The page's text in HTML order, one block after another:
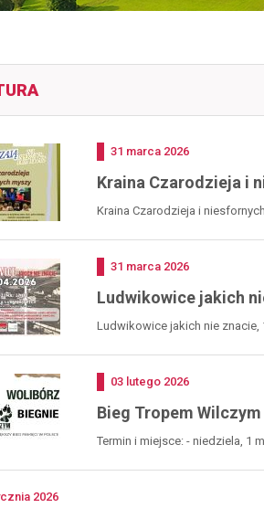
Dodano
31 marca 2026
Kraina Czarodzieja i
Kraina Czarodzieja i
Dodano
31 marca 2026
Ludwikowice jakich
Ludwikowice jakich nie znacie,
Dodano
03 lutego 2026
Bieg Tropem Wilczym
Termin i miejsce: - niedziela, 1
2026